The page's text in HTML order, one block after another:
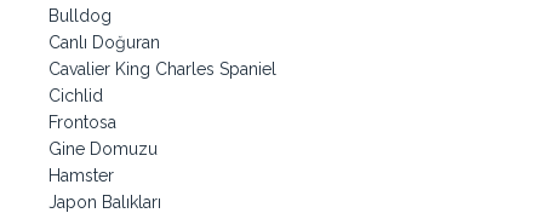
Bulldog
Canlı Doğuran
Cavalier King Charles Spaniel
Cichlid
Frontosa
Gine Domuzu
Hamster
Japon Balıkları